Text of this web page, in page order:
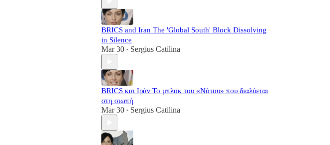
BRICS and Iran The 'Global South' Block Dissolving
in Silence
Mar 30 • Sergius Catilina
BRICS και Ιράν Το μπλοκ του «Νότου» που διαλύεται
στη σιωπή
Mar 30 • Sergius Catilina